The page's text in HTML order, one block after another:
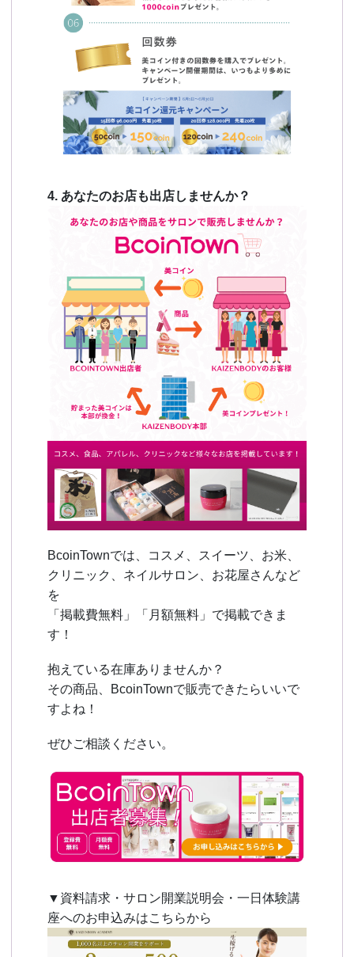
4. あなたのお店も出店しませんか？
BcoinTownでは、コスメ、スイーツ、お米、
クリニック、ネイルサロン、お花屋さんなど
を
「掲載費無料」「月額無料」で掲載できま
す！
抱えている在庫ありませんか？
その商品、BcoinTownで販売できたらいいで
すよね！
ぜひご相談ください。
▼資料請求・サロン開業説明会・一日体験講
座へのお申込みはこちらから